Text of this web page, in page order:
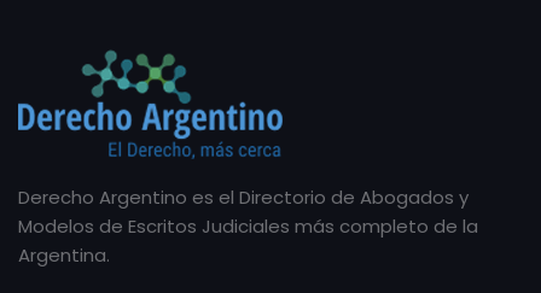
Derecho Argentino es el Directorio de Abogados y
Modelos de Escritos Judiciales más completo de la
Argentina.